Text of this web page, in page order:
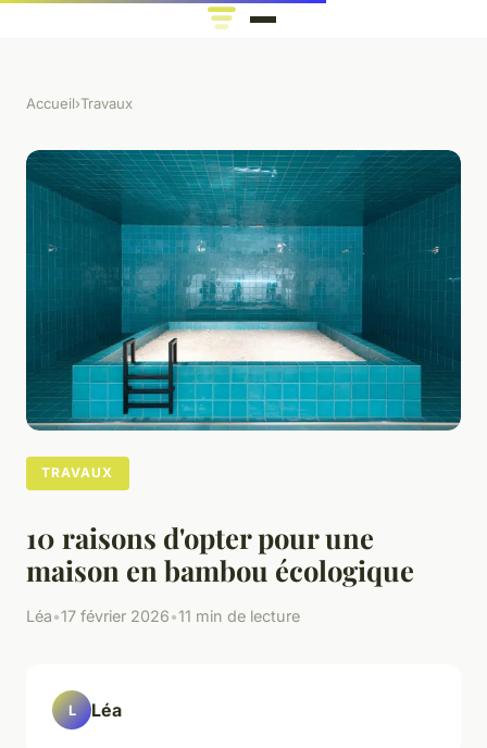
Accueil›Travaux
TRAVAUX
10 raisons d'opter pour une
maison en bambou écologique
Léa•17 février 2026•11 min de lecture
L Léa